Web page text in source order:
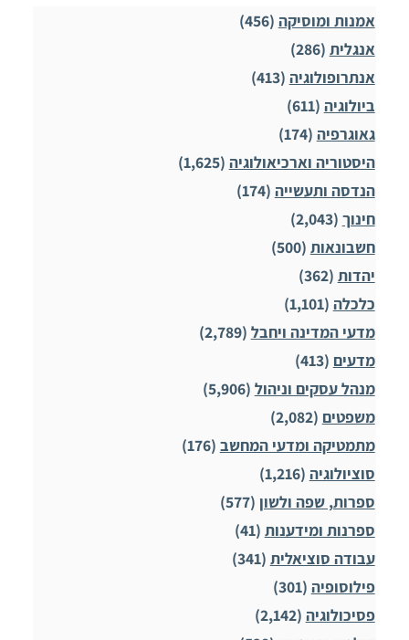
אמנות ומוסיקה (456)
אנגלית (286)
אנתרופולוגיה (413)
ביולוגיה (611)
גאוגרפיה (174)
היסטוריה וארכיאולוגיה (1,625)
הנדסה ותעשייה (174)
חינוך (2,043)
חשבונאות (500)
יהדות (362)
כלכלה (1,101)
מדעי המדינה ויחבל (2,789)
מדעים (413)
מנהל עסקים וניהול (5,906)
משפטים (2,082)
מתמטיקה ומדעי המחשב (176)
סוציולוגיה (1,216)
ספרות, שפה ולשון (577)
ספרנות ומידענות (41)
עבודה סוציאלית (341)
פילוסופיה (301)
פסיכולוגיה (2,142)